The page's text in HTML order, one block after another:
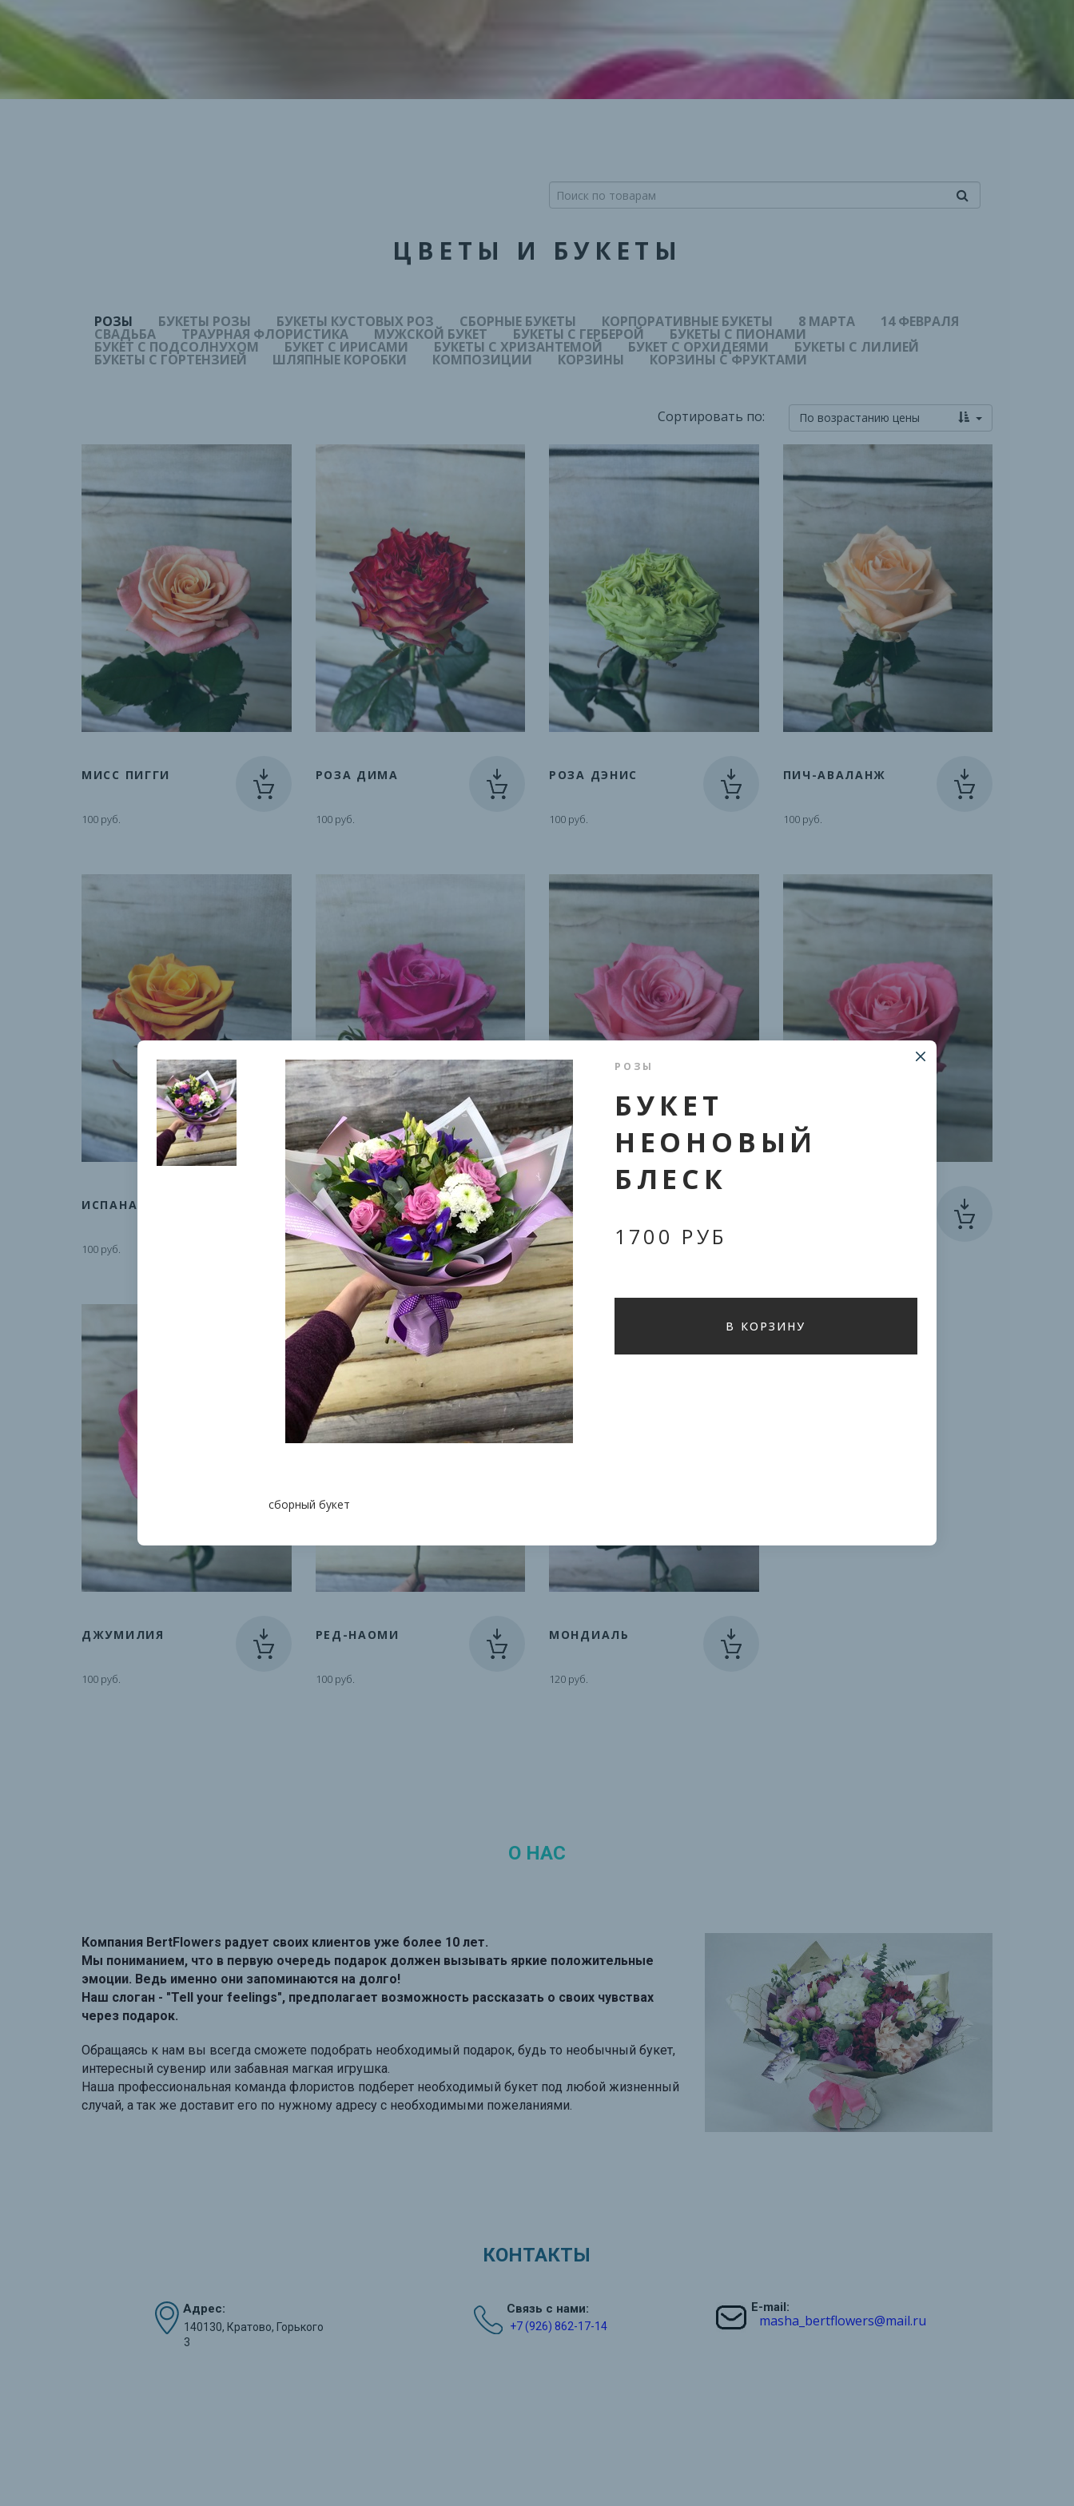
ЦВЕТЫ И БУКЕТЫ
РОЗЫ БУКЕТЫ РОЗЫ БУКЕТЫ КУСТОВЫХ РОЗ СБОРНЫЕ БУКЕТЫ КОРПОРАТИВНЫЕ БУКЕТЫ 8 МАРТА 14 ФЕВРАЛЯ
СВАДЬБА ТРАУРНАЯ ФЛОРИСТИКА МУЖСКОЙ БУКЕТ БУКЕТЫ С ГЕРБЕРОЙ БУКЕТЫ С ПИОНАМИ
БУКЕТ С ПОДСОЛНУХОМ БУКЕТ С ИРИСАМИ БУКЕТЫ С ХРИЗАНТЕМОЙ БУКЕТ С ОРХИДЕЯМИ БУКЕТЫ С ЛИЛИЕЙ
БУКЕТЫ С ГОРТЕНЗИЕЙ ШЛЯПНЫЕ КОРОБКИ КОМПОЗИЦИИ КОРЗИНЫ КОРЗИНЫ С ФРУКТАМИ
Сортировать по: По возрастанию цены
МИСС ПИГГИ
100 руб.
РОЗА ДИМА
100 руб.
РОЗА ДЭНИС
100 руб.
ПИЧ-АВАЛАНЖ
100 руб.
ИСПАНА
100 руб.
ЛОЛА
100 руб.
КАЗАНОВА
100 руб.
ДЖУМИЛИЯ
100 руб.
РЕД-НАОМИ
100 руб.
МОНДИАЛЬ
120 руб.
О НАС
Компания BertFlowers радует своих клиентов уже более 10 лет.
Мы пониманием, что в первую очередь подарок должен вызывать яркие положительные
эмоции. Ведь именно они запоминаются на долго!
Наш слоган - "Tell your feelings", предполагает возможность рассказать о своих чувствах
через подарок.
Обращаясь к нам вы всегда сможете подобрать необходимый подарок, будь то необычный букет,
интересный сувенир или забавная магкая игрушка.
Наша профессиональная команда флористов подберет необходимый букет под любой жизненный
случай, а так же доставит его по нужному адресу с необходимыми пожеланиями.
masha_bertflowers@mail.ru
КОНТАКТЫ
Адрес:
140130, Кратово, Горького
3
Связь с нами: E-mail:
+7 (926) 862-17-14
сборный букет
РОЗЫ
БУКЕТ
НЕОНОВЫЙ
БЛЕСК
1700 РУБ
В КОРЗИНУ